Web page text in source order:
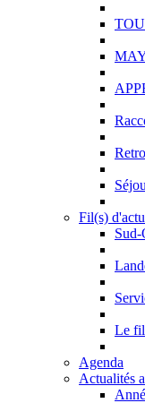
Fil(s)
Sud-
Le
Agenda
Actualités